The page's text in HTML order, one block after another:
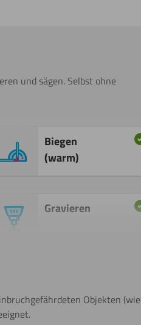
und sägen. Selbst ohne
Biegen
(warm)
Gravieren
Objekten (wie